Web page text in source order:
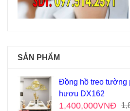
SẢN PHẨM
Đồng hồ treo tường
hươu DX162
1,400,000VNĐ